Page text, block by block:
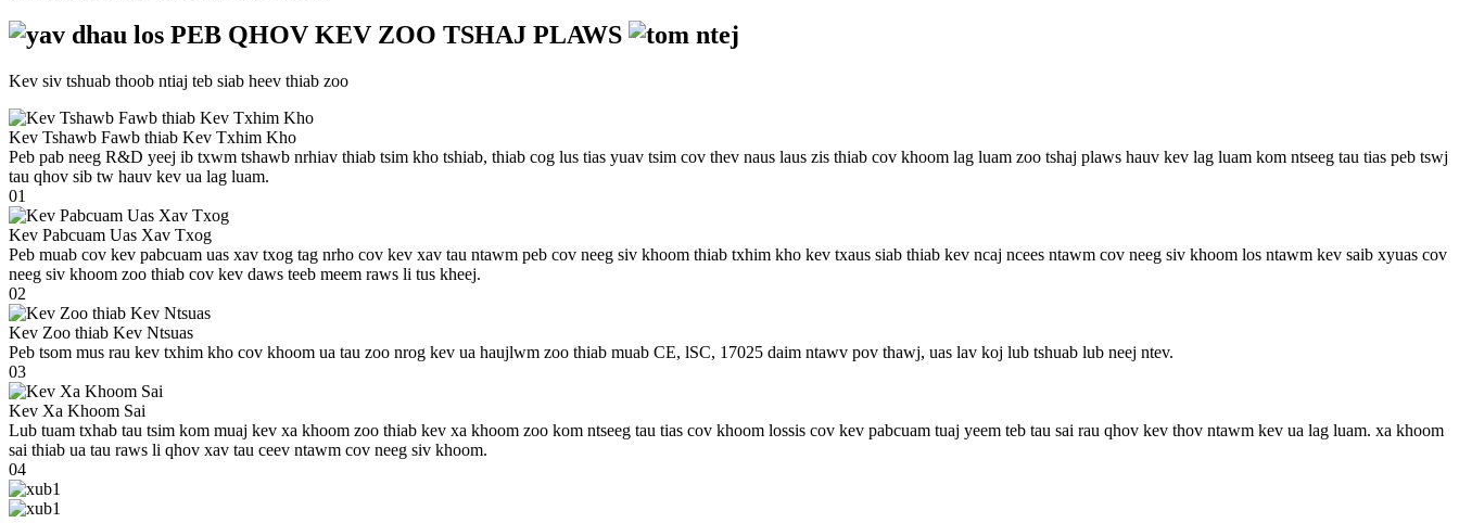
PEB QHOV KEV ZOO TSHAJ PLAWS
Kev siv tshuab thoob ntiaj teb siab heev thiab zoo
Kev Tshawb Fawb thiab Kev Txhim Kho
Peb pab neeg R&D yeej ib txwm tshawb nrhiav thiab tsim kho tshiab, thiab cog lus tias yuav tsim cov thev naus laus zis thiab cov khoom lag luam zoo tshaj plaws hauv kev lag luam kom ntseeg tau tias peb tswj
tau qhov sib tw hauv kev ua lag luam.
01
Kev Pabcuam Uas Xav Txog
Peb muab cov kev pabcuam uas xav txog tag nrho cov kev xav tau ntawm peb cov neeg siv khoom thiab txhim kho kev txaus siab thiab kev ncaj ncees ntawm cov neeg siv khoom los ntawm kev saib xyuas cov
neeg siv khoom zoo thiab cov kev daws teeb meem raws li tus kheej.
02
Kev Zoo thiab Kev Ntsuas
Peb tsom mus rau kev txhim kho cov khoom ua tau zoo nrog kev ua haujlwm zoo thiab muab CE, lSC, 17025 daim ntawv pov thawj, uas lav koj lub tshuab lub neej ntev.
03
Kev Xa Khoom Sai
Lub tuam txhab tau tsim kom muaj kev xa khoom zoo thiab kev xa khoom zoo kom ntseeg tau tias cov khoom lossis cov kev pabcuam tuaj yeem teb tau sai rau qhov kev thov ntawm kev ua lag luam. xa khoom
sai thiab ua tau raws li qhov xav tau ceev ntawm cov neeg siv khoom.
04